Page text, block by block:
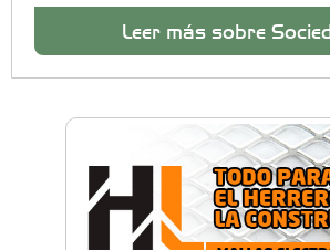
Leer más sobre